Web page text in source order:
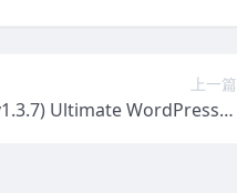
上一篇
Ultimate WordPress &